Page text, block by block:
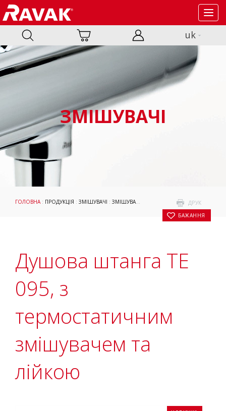
uk
ЗМІШУВАЧІ
ДРУК
БАЖАННЯ
ГОЛОВНА: ПРОДУКЦІЯ : ЗМІШУВАЧІ : ЗМІШУВАЧІ ПОДВІЙНІ ДУШОВІ СИСТЕМИ
Душова штанга TE
095, з
термостатичним
змішувачем та
лійкою